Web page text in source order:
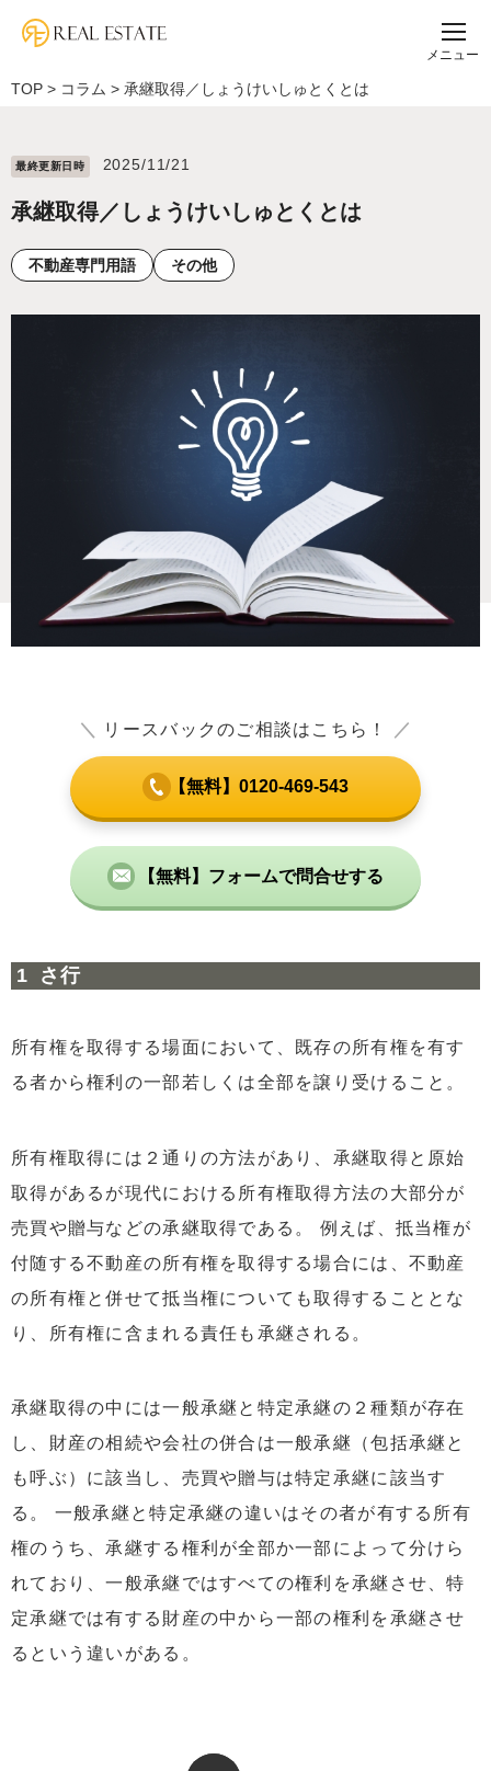
メニュー
TOP > コラム > 承継取得／しょうけいしゅとくとは
最終更新⽇時 2025/11/21
承継取得／しょうけいしゅとくとは
不動産専門用語 その他
＼ リースバックのご相談はこちら！ ／
【無料】0120-469-543
【無料】フォームで問合せする
さ行
所有権を取得する場面において、既存の所有権を有す
る者から権利の一部若しくは全部を譲り受けること。
所有権取得には２通りの方法があり、承継取得と原始
取得があるが現代における所有権取得方法の大部分が
売買や贈与などの承継取得である。 例えば、抵当権が
付随する不動産の所有権を取得する場合には、不動産
の所有権と併せて抵当権についても取得することとな
り、所有権に含まれる責任も承継される。
承継取得の中には一般承継と特定承継の２種類が存在
し、財産の相続や会社の併合は一般承継（包括承継と
も呼ぶ）に該当し、売買や贈与は特定承継に該当す
る。 一般承継と特定承継の違いはその者が有する所有
権のうち、承継する権利が全部か一部によって分けら
れており、一般承継ではすべての権利を承継させ、特
定承継では有する財産の中から一部の権利を承継させ
るという違いがある。